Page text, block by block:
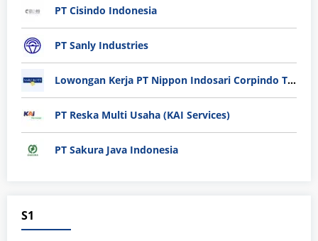
PT Cisindo Indonesia
PT Sanly Industries
Lowongan Kerja PT Nippon Indosari Corpindo Tbk. Bulan Agustus 2026
PT Reska Multi Usaha (KAI Services)
PT Sakura Java Indonesia
S1